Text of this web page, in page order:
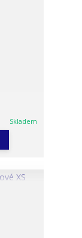
Skladem